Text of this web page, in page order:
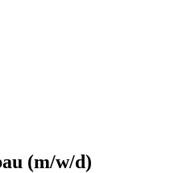
(m/w/d)